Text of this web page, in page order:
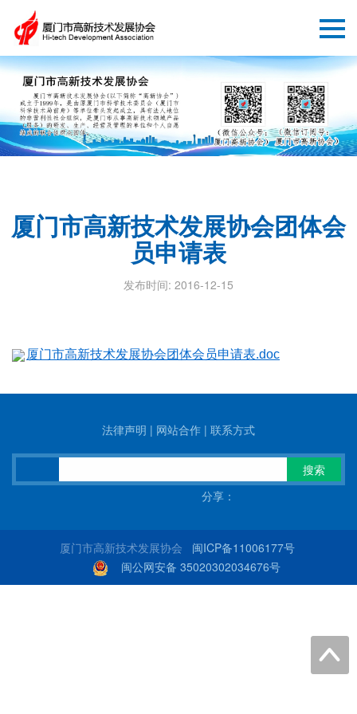
厦门市高新技术发展协会团体会
员申请表
发布时间: 2016-12-15
厦门市高新技术发展协会团体会员申请表.doc
法律声明 | 网站合作 | 联系方式
搜索
分享：
厦门市高新技术发展协会 闽ICP备11006177号
闽公网安备 35020302034676号